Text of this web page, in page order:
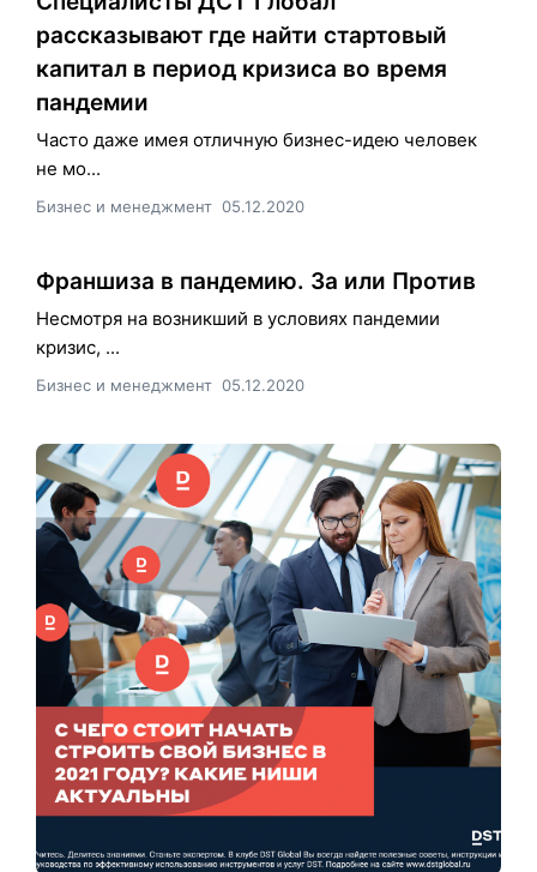
рассказывают где найти стартовый
капитал в период кризиса во время
пандемии
Часто даже имея отличную бизнес-идею человек
не мо...
Бизнес и менеджмент 05.12.2020
Франшиза в пандемию. За или Против
Несмотря на возникший в условиях пандемии
кризис, ...
Бизнес и менеджмент 05.12.2020